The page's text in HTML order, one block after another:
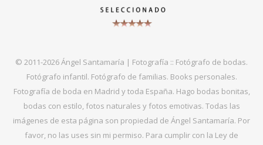
© 2011-2026 Ángel Santamaría | Fotografía :: Fotógrafo de bodas.
Fotógrafo infantil. Fotógrafo de familias. Books personales.
Fotografía de boda en Madrid y toda España. Hago bodas bonitas,
bodas con estilo, fotos naturales y fotos emotivas. Todas las
imágenes de esta página son propiedad de Ángel Santamaría. Por
favor, no las uses sin mi permiso. Para cumplir con la Ley de